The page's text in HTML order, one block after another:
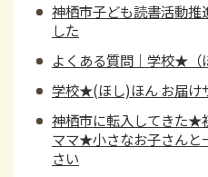
神栖市子ども読書活動
した
よくある質問｜学校★（
学校★(ほし)ほん お届け
神栖市に転入してきた★
ママ★小さなお子さんと
さい